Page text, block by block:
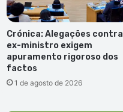
Crónica: Alegações contra
ex-ministro exigem
apuramento rigoroso dos
factos
1 de agosto de 2026